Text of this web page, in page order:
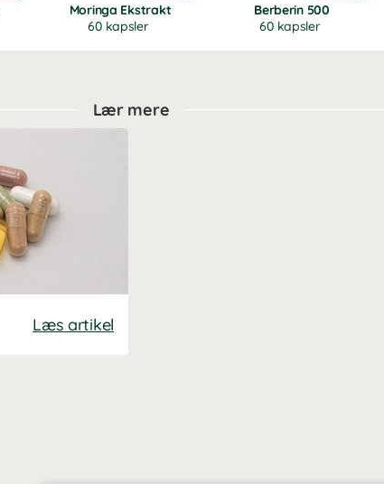
Moringa Ekstrakt
60 kapsler
Berberin 500
60 kapsler
Lær mere
Læs artikel